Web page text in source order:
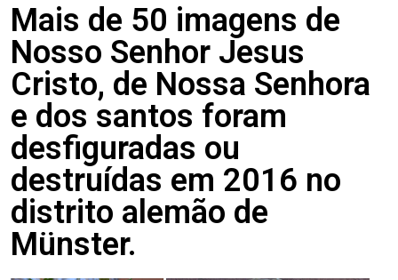
Mais de 50 imagens de
Nosso Senhor Jesus
Cristo, de Nossa Senhora
e dos santos foram
desfiguradas ou
destruídas em 2016 no
distrito alemão de
Münster.